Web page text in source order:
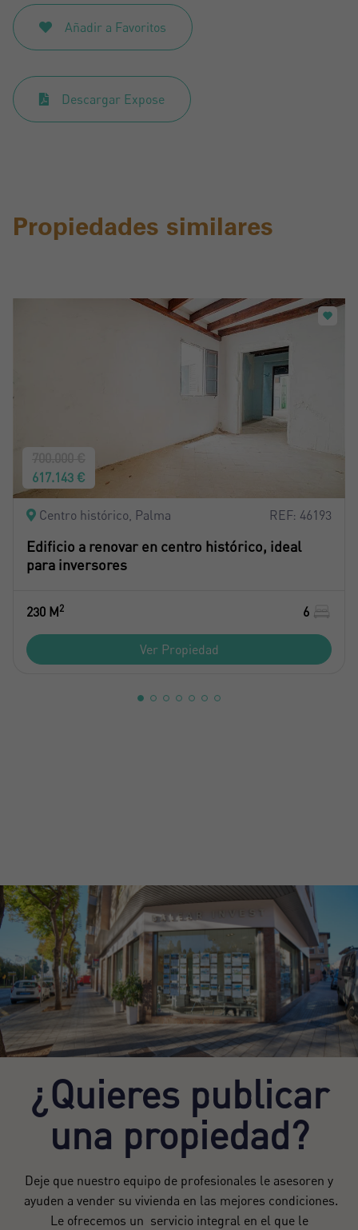
Añadir a Favoritos
Descargar Expose
Propiedades similares
617.143 €
Centro histórico, Palma REF: 46193
Edificio a renovar en centro histórico, ideal
para inversores
230 M2 6
Ver Propiedad
¿Quieres publicar
una propiedad?
Deje que nuestro equipo de profesionales le asesoren y
ayuden a vender su vivienda en las mejores condiciones.
Le ofrecemos un servicio integral en el que le
Registrarse